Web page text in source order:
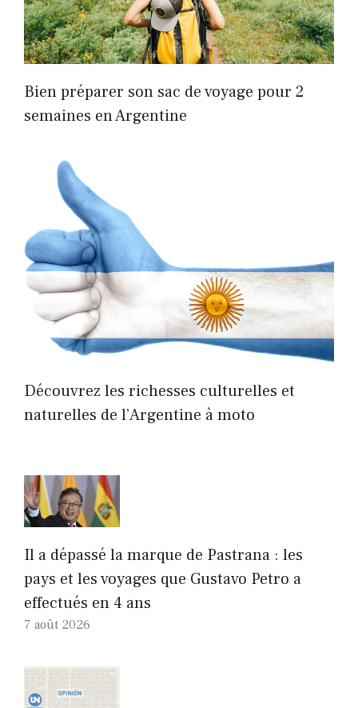
Bien préparer son sac de voyage pour 2
semaines en Argentine
Découvrez les richesses culturelles et
naturelles de l’Argentine à moto
Il a dépassé la marque de Pastrana : les
pays et les voyages que Gustavo Petro a
effectués en 4 ans
7 août 2026